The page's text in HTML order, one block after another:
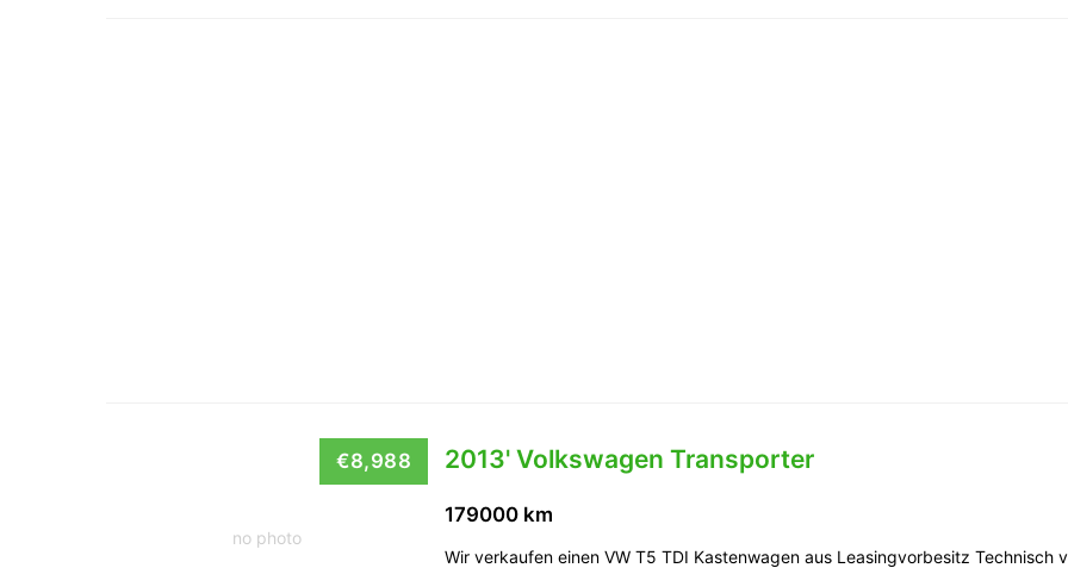
no photo
€8,988 2013' Volkswagen Transporter
179000 km
Wir verkaufen einen VW T5 TDI Kastenwagen aus Leasingvorbesitz Technisch